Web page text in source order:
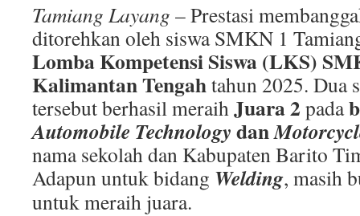
Tamiang Layang – Prestasi
ditorehkan oleh siswa SMKN 1
Lomba Kompetensi Siswa (LKS)
Kalimantan Tengahtahun 2025. Dua
tersebut berhasil meraihJuara 2 pada
Automobile Technologydan
nama sekolah dan Kabupaten Barito
Adapun untuk bidang Welding, masih
untuk meraih juara.